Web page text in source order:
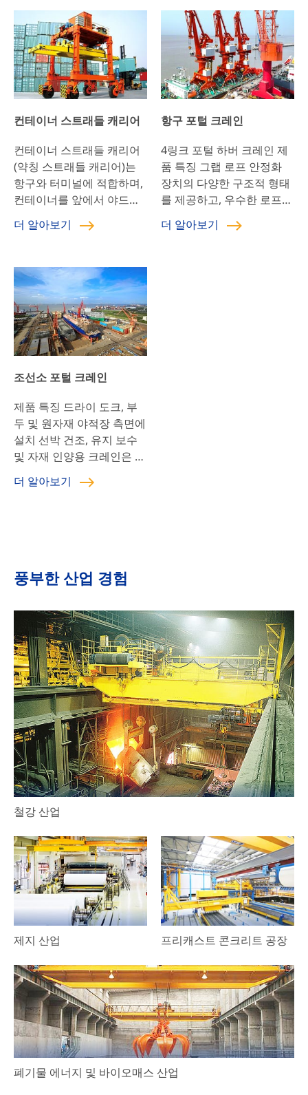
시스템, 옵션 다기능 주파수
변환 흔들림 방지 마이크로
시스템 및 전자 흔들림 방지
시스템, 흔들림 방지 효과가
뛰어나고 유지 관리가 쉽고
컨테이너의 흔들림 방지가
[…]
동 상태를 실시간으로 모니
터링합니다. 자동 결함 감지
및 실시간 데이터 표시 기
술, 안전하고 신뢰할 수 있
습니다. 전면 […]
컨테이너 스트래들 캐리어
컨테이너 스트래들 캐리어
(약칭 스트래들 캐리어)는
항구와 터미널에 적합하며,
컨테이너를 앞에서 야드로
테이너를 운송하여 운송, 취
적합합니다. 고무 타이어로
지지되며, 종종 디젤 발전기
또는 배터리 + 소형 발전기
세트 하이브리드 전원으로
구동됩니다. 그것은 […]
더 알아보기
항구 포털 크레인
4링크 포털 하버 크레인 제
품 특징 그랩 로프 안정화
장치의 다양한 구조적 형태
를 제공하고, 우수한 로프
프레더의 스윙을 크게 억제
더 알아보기
조선소 포털 크레인
제품 특징 드라이 도크, 부
두 및 원자재 야적장 측면에
설치 선박 건조, 유지 보수
및 자재 인양용 크레인은 레
부두 전체를 덮을 수 있습니
더 알아보기
풍부한 산업 경험
철강 산업
제지 산업 프리캐스트 콘크리트 공장
폐기물 에너지 및 바이오매스 산업